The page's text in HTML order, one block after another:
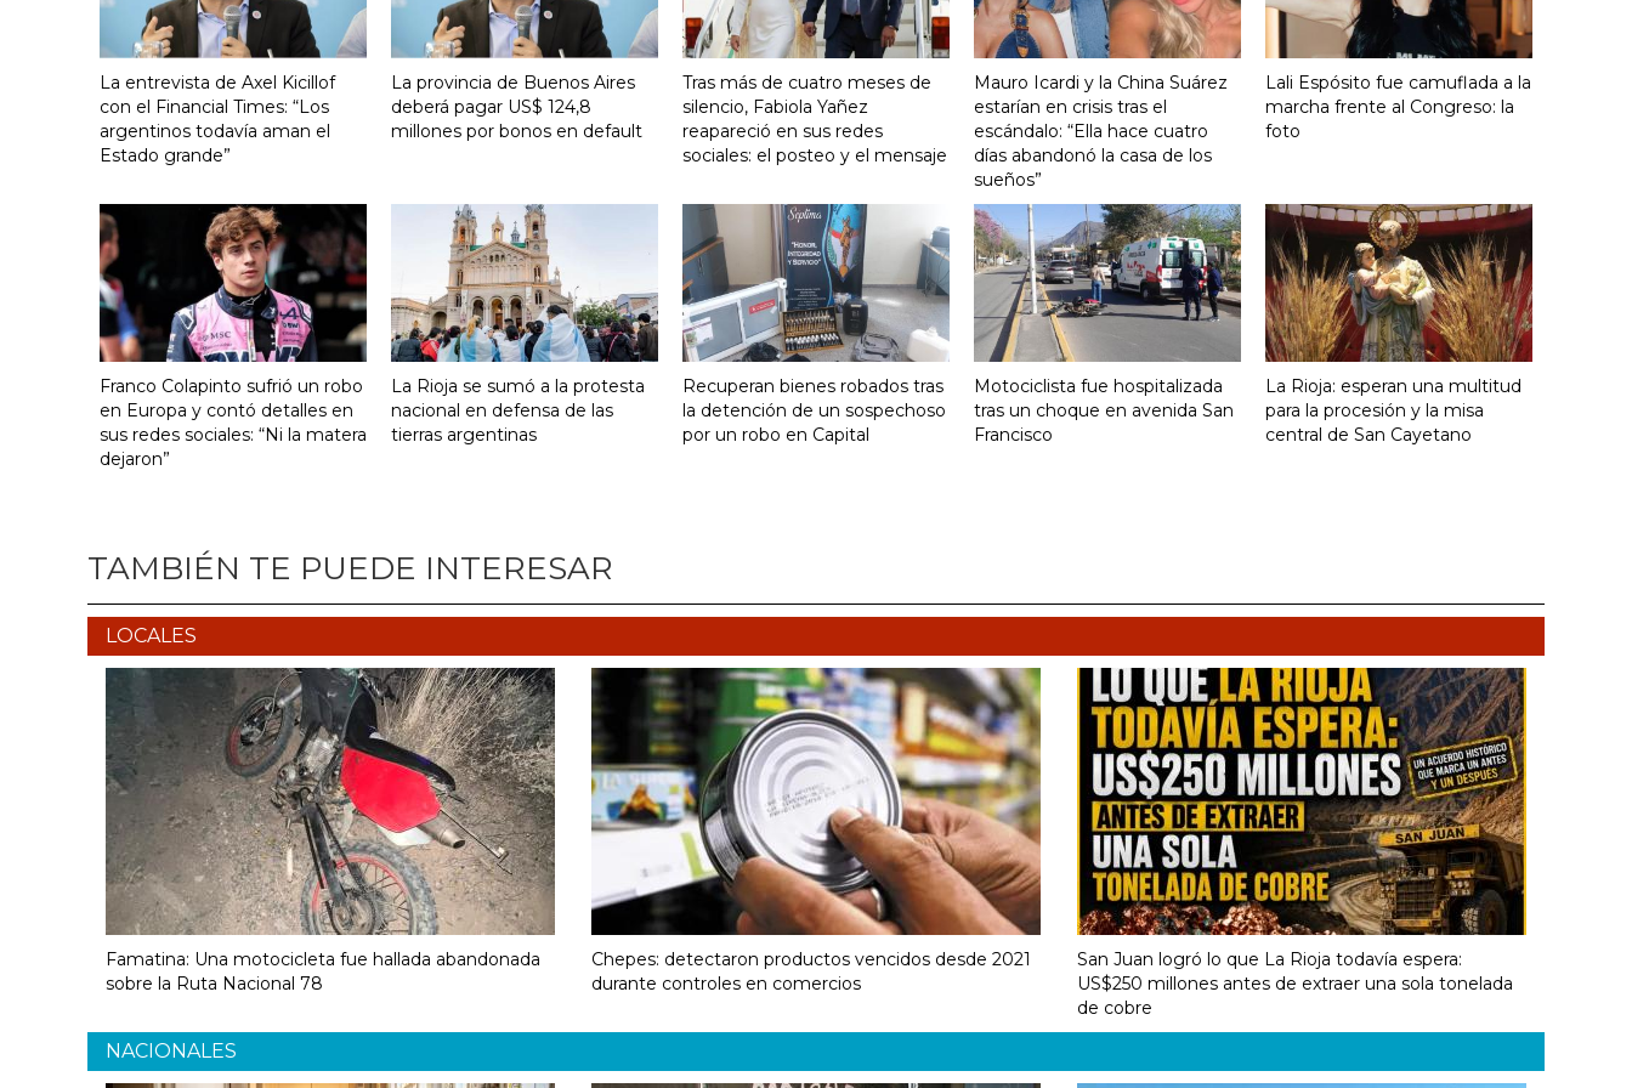
La entrevista de Axel Kicillof
con el Financial Times: “Los
argentinos todavía aman el
Estado grande”
La provincia de Buenos Aires
deberá pagar US$ 124,8
millones por bonos en default
Tras más de cuatro meses de
silencio, Fabiola Yañez
reapareció en sus redes
sociales: el posteo y el mensaje
Mauro Icardi y la China Suárez
estarían en crisis tras el
escándalo: “Ella hace cuatro
días abandonó la casa de los
sueños”
Lali Espósito fue camuflada a la
marcha frente al Congreso: la
foto
Franco Colapinto sufrió un robo
en Europa y contó detalles en
sus redes sociales: “Ni la matera
dejaron”
La Rioja se sumó a la protesta
nacional en defensa de las
tierras argentinas
Recuperan bienes robados tras
la detención de un sospechoso
por un robo en Capital
Motociclista fue hospitalizada
tras un choque en avenida San
Francisco
La Rioja: esperan una multitud
para la procesión y la misa
central de San Cayetano
TAMBIÉN TE PUEDE INTERESAR
LOCALES
Famatina: Una motocicleta fue hallada abandonada
sobre la Ruta Nacional 78
Chepes: detectaron productos vencidos desde 2021
durante controles en comercios
San Juan logró lo que La Rioja todavía espera:
US$250 millones antes de extraer una sola tonelada
de cobre
NACIONALES